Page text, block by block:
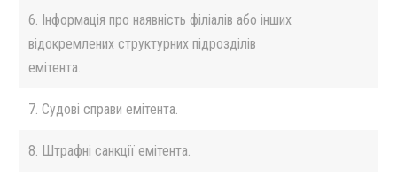
6. Інформація про наявність філіалів або інших
відокремлених структурних підрозділів
емітента.
7. Судові справи емітента.
8. Штрафні санкції емітента.